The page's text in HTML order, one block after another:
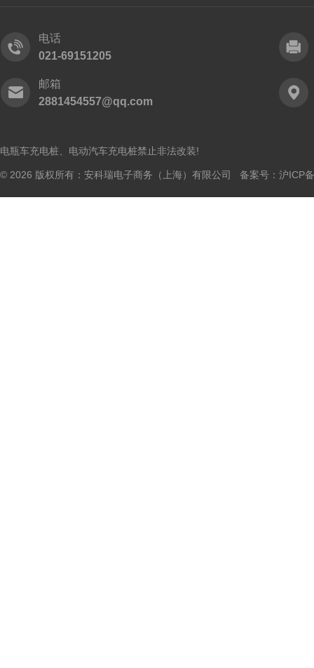
电话
021-69151205
邮箱
2881454557@qq.com
电瓶车充电桩、电动汽车充电桩禁止非法改装!
© 2026 版权所有：安科瑞电子商务（上海）有限公司 备案号： 沪ICP